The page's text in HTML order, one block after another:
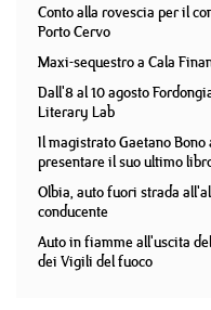
Conto alla rovescia per il
Porto Cervo
Maxi-sequestro a Cala
Dall'8 al 10 agosto
Literary Lab
Il magistrato Gaetano Bono
presentare il suo ultimo
Olbia, auto fuori strada
conducente
Auto in fiamme all'uscita
dei Vigili del fuoco